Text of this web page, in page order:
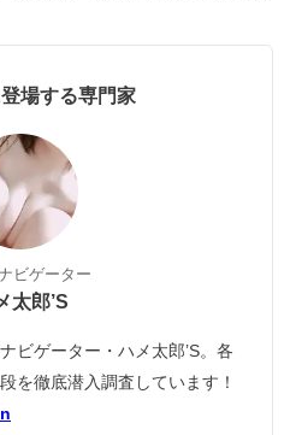
場する専門家
ビゲーター
太郎’S
ビゲーター・ハメ太郎’S。各
を徹底潜入調査しています！